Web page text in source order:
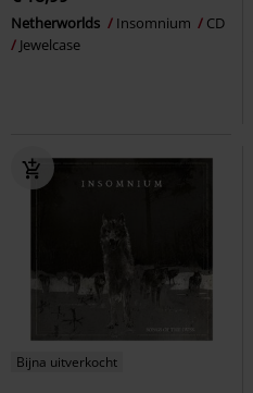
Netherworlds Insomnium
CD
Jewelcase
Bijna uitverkocht